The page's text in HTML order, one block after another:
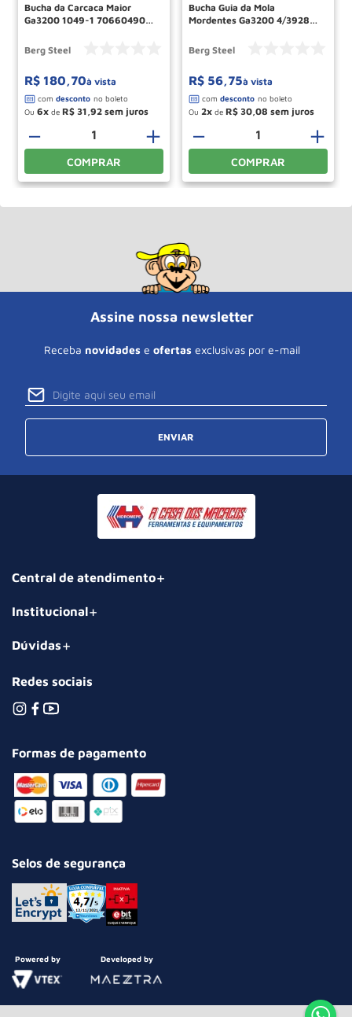
Bucha da Carcaca Maior
Ga3200 1049-1 70660490
Berg Steel
R$ 180,70à vista
Ou 6 de R$ 31 92
＋
－
COMPRAR
Bucha Guia da Mola
Mordentes Ga3200 4/3928
Berg Steel
R$ 56,75à vista
Ou 2 de R$ 30 08
＋
－
COMPRAR
Assine nossa newsletter
Receba novidades e ofertas exclusivas por e-mail
ENVIAR
Central de atendimento
Institucional
Dúvidas
Redes sociais
Formas de pagamento
Selos de segurança
Powered by Developed by